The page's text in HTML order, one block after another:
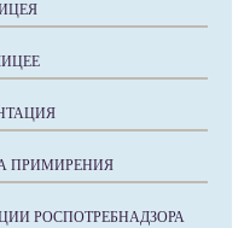
ПРИМИРЕНИЯ
РОСПОТРЕБНАДЗОРА